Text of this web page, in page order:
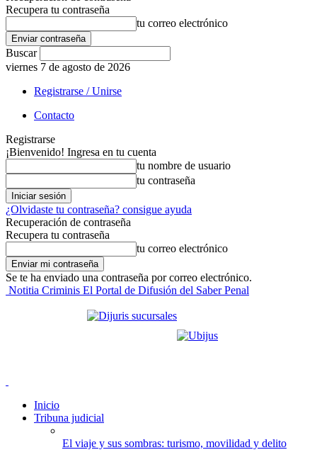
Recupera tu contraseña
tu correo electrónico
Buscar
viernes 7 de agosto de 2026
Registrarse / Unirse
Contacto
Registrarse
¡Bienvenido! Ingresa en tu cuenta
tu nombre de usuario
tu contraseña
¿Olvidaste tu contraseña? consigue ayuda
Recuperación de contraseña
Recupera tu contraseña
tu correo electrónico
Se te ha enviado una contraseña por correo electrónico.
Notitia Criminis El Portal de Difusión del Saber Penal
Inicio
Tribuna judicial
El viaje y sus sombras: turismo, movilidad y delito